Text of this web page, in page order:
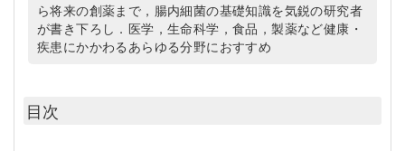
ら将来の創薬まで，腸内細菌の基礎知識を気鋭の研究者
が書き下ろし．医学，生命科学，食品，製薬など健康・
疾患にかかわるあらゆる分野におすすめ
目次